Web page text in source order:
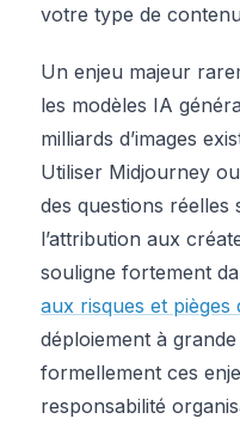
votre type de
Un enjeu majeur
les modèles IA
milliards d’images
Utiliser Midjourney
des questions réelles
l’attribution aux
souligne fortement
aux risques et pièges
déploiement à
formellement ces
responsabilité